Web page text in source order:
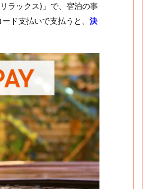
ラックス)」で、宿泊の事
ド支払いで支払うと、 決